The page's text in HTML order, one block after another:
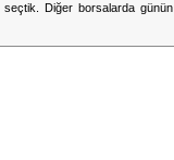
Diğer borsalarda günün